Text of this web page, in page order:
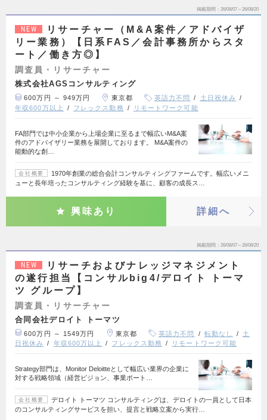
掲載期間 26/08/07～26/08/20
NEW
リサーチャー（M&A案件／アドバイザ
リー業務）【日系FAS／会計事務所からスタ
ート／働き方◎】
調査員・リサーチャー
株式会社AGSコンサルティング
600万円 ～ 949万円 東京都 英語力不問
土日祝休み
年収600万以上
フレックス勤務 リモートワーク可能
FA部門では中小企業から上場企業に至るまで幅広いM&A案
件のアドバイザリー業務を展開しております。 M&A案件の
能動的な創…
会社概要
1970年創業の総合会計コンサルティングファームです。幅広いメニ
ューと長年培ったコンサルティング経験を基に、顧客の成長ス…
興味あり 詳細へ
掲載期間 26/08/07～26/08/20
NEW
リサーチおよびナレッジマネジメント
の遂行担当【コンサルbig4/デロイト トーマ
ツ グループ】
調査員・リサーチャー
合同会社デロイト トーマツ
600万円 ～ 1549万円 東京都 英語力不問 転勤なし
土
日祝休み
年収600万以上 フレックス勤務 リモートワーク可能
Strategy部門は、Monitor Deloitteとして幅広い業界の企業に
対する戦略領域（経営ビジョン、事業ポート…
会社概要
デロイト トーマツ コンサルティングは、デロイトの一員として日本
のコンサルティングサービスを担い、提言と戦略立案から実行…